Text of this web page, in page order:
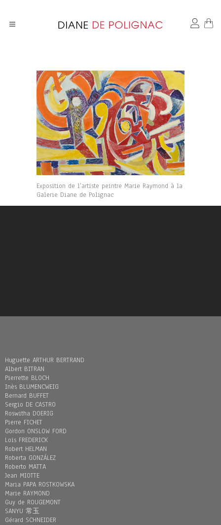
Exposition de l’artiste peintre Marie Raymond à la
Galerie Diane de Polignac
Huguette ARTHUR BERTRAND
Albert BITRAN
Pierrette BLOCH
Inès BLUMENCWEIG
Bernard BUFFET
Sergio DE CASTRO
Roswitha DOERIG
Pierre FICHET
Gordon ONSLOW FORD
Loïs FREDERICK
Robert HELMAN
Roberta GONZÁLEZ
Roberto MATTA
Jean MIOTTE
Maria PAPA ROSTKOWSKA
Marie RAYMOND
Guy de ROUGEMONT
SANYU 常玉
Gérard SCHNEIDER